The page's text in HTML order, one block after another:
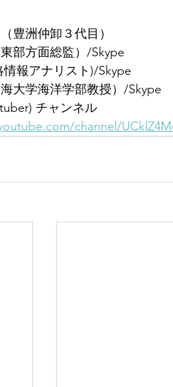
豊洲仲卸３代目）
部方面総監）/Skype
報アナリスト)/Skype
大学海洋学部教授）/Skype
チャンネル
channel/